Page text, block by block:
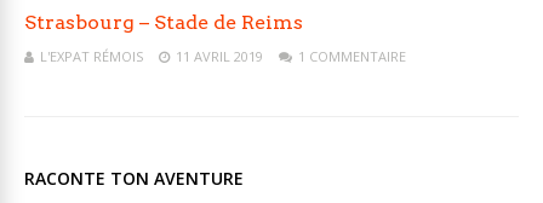
Strasbourg – Stade de Reims
L'EXPAT RÉMOIS 11 AVRIL 2019 1 COMMENTAIRE
RACONTE TON AVENTURE